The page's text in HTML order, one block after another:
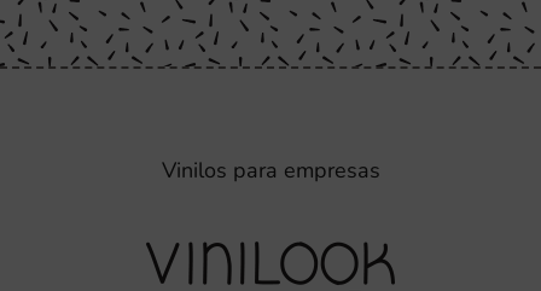
Vinilos para empresas